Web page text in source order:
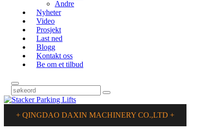
Andre
Nyheter
Video
Prosjekt
Last ned
Blogg
Kontakt oss
Be om et tilbud
+ QINGDAO DAXIN MACHINERY CO.,LTD +